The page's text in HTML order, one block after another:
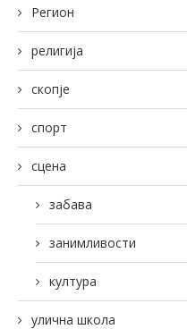
Регион
религија
скопје
спорт
сцена
забава
занимливости
култура
улична школа